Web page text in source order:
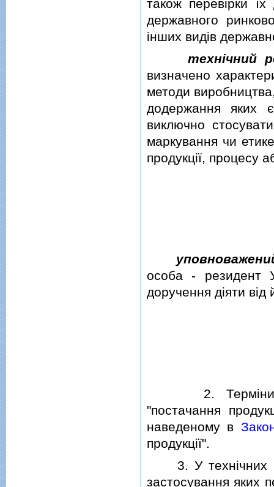
також перевiрки
державного
iнших видiв
технiчний
визначено
методи
додержання яких
виключно
маркування чи
продукцiї, процесу
особа - резидент
доручення дiяти вiд
2. Термiни
"постачання
наведеному в
продукцiї".
3. У технiчних
застосування яких